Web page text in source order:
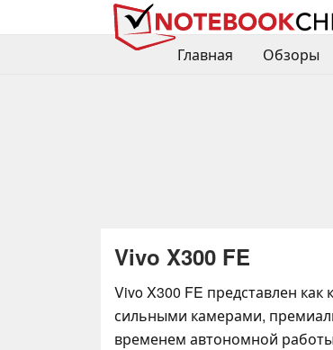
Главная
Обзоры
Vivo X300 FE
Vivo X300 FE представлен
сильными камерами,
временем автономной